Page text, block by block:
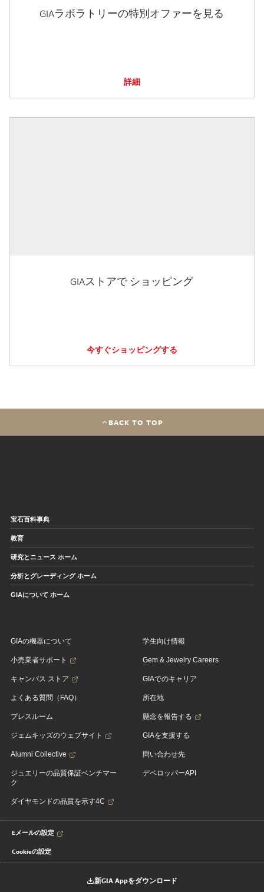
GIAラボラトリーの特別オファーを見る
詳細
GIAストアで ショッピング
今すぐショッピングする
BACK TO TOP
宝石百科事典
教育
研究とニュース ホーム
分析とグレーディング ホーム
GIAについて ホーム
GIAの機器について
小売業者サポート
キャンパス ストア
よくある質問（FAQ）
プレスルーム
ジェムキッズのウェブサイト
Alumni Collective
ジュエリーの品質保証ベンチマー
ク
ダイヤモンドの品質を示す4C
学生向け情報
Gem & Jewelry Careers
GIAでのキャリア
所在地
懸念を報告する
GIAを支援する
問い合わせ先
デベロッパーAPI
Eメールの設定
Cookieの設定
新GIA Appをダウンロード